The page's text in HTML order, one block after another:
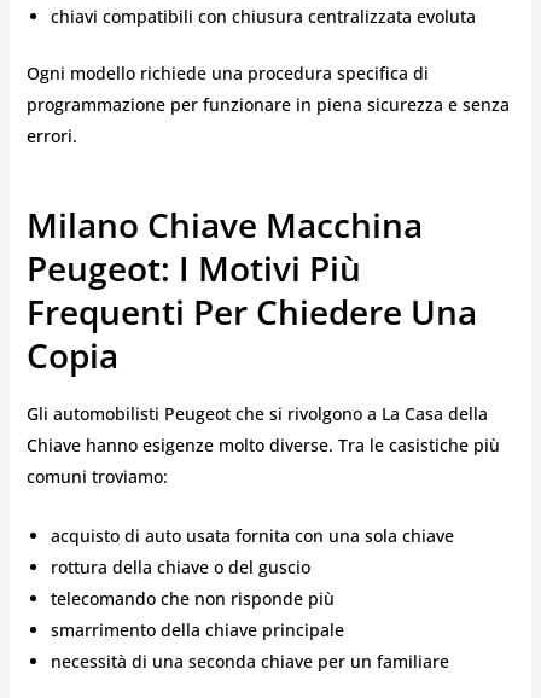
chiavi compatibili con chiusura centralizzata evoluta
Ogni modello richiede una procedura specifica di
programmazione per funzionare in piena sicurezza e senza
errori.
Milano Chiave Macchina
Peugeot: I Motivi Più
Frequenti Per Chiedere Una
Copia
Gli automobilisti Peugeot che si rivolgono a La Casa della
Chiave hanno esigenze molto diverse. Tra le casistiche più
comuni troviamo:
acquisto di auto usata fornita con una sola chiave
rottura della chiave o del guscio
telecomando che non risponde più
smarrimento della chiave principale
necessità di una seconda chiave per un familiare